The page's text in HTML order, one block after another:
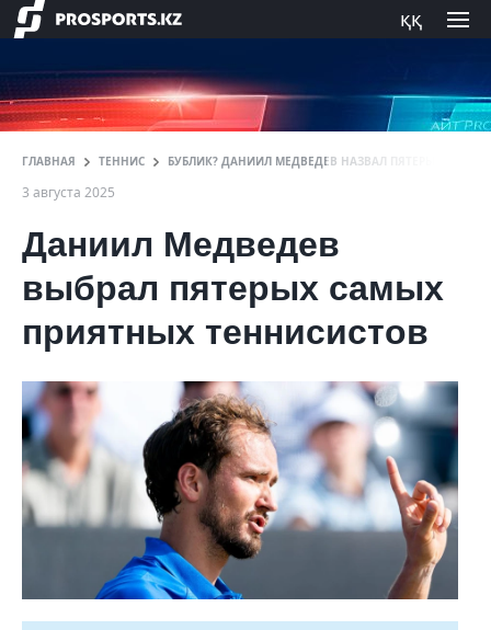
ққ
ГЛАВНАЯ ТЕННИС БУБЛИК? ДАНИИЛ МЕДВЕДЕВ НАЗВАЛ ПЯТЕРЫХ
3 августа 2025
Даниил Медведев
выбрал пятерых самых
приятных теннисистов